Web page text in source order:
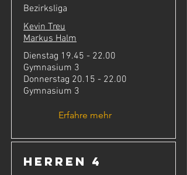
Bezirksliga
Kevin Treu
Markus Halm
Dienstag 19.45 - 22.00
Gymnasium 3
Donnerstag 20.15 - 22.00
Gymnasium 3
Erfahre mehr
Herren 4